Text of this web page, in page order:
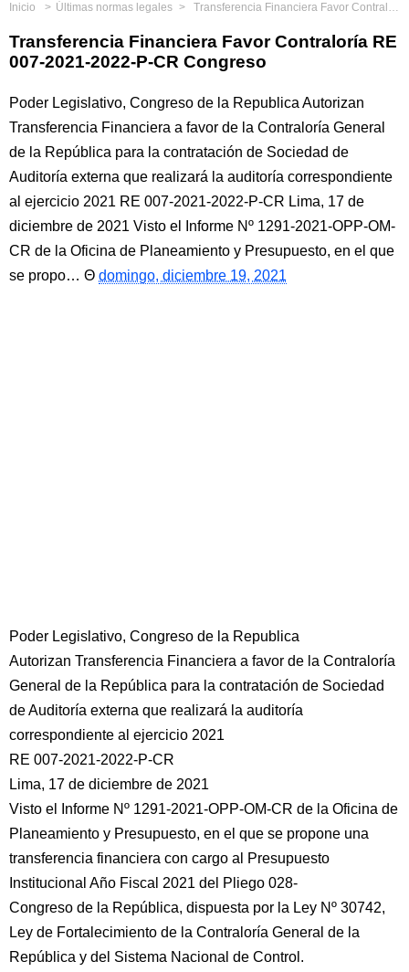
Inicio Últimas normas legales Transferencia Financiera Favor Contraloría RE 007-2021-2022-P-CR Congreso
Transferencia Financiera Favor Contraloría RE
007-2021-2022-P-CR Congreso
Poder Legislativo, Congreso de la Republica Autorizan
Transferencia Financiera a favor de la Contraloría General
de la República para la contratación de Sociedad de
Auditoría externa que realizará la auditoría correspondiente
al ejercicio 2021 RE 007-2021-2022-P-CR Lima, 17 de
diciembre de 2021 Visto el Informe Nº 1291-2021-OPP-OM-
CR de la Oficina de Planeamiento y Presupuesto, en el que
se propo…
domingo, diciembre 19, 2021
Poder Legislativo, Congreso de la Republica
Autorizan Transferencia Financiera a favor de la Contraloría
General de la República para la contratación de Sociedad
de Auditoría externa que realizará la auditoría
correspondiente al ejercicio 2021
RE 007-2021-2022-P-CR
Lima, 17 de diciembre de 2021
Visto el Informe Nº 1291-2021-OPP-OM-CR de la Oficina de
Planeamiento y Presupuesto, en el que se propone una
transferencia financiera con cargo al Presupuesto
Institucional Año Fiscal 2021 del Pliego 028-
Congreso de la República, dispuesta por la Ley Nº 30742,
Ley de Fortalecimiento de la Contraloría General de la
República y del Sistema Nacional de Control.